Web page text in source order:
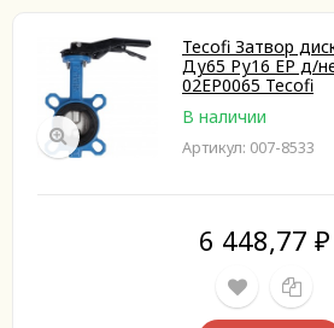
Tecofi Затвор
Ду65 Ру16 EP д/
02EP0065 Tecofi
В наличии
Артикул: 007-8533
6 448,77 ₽